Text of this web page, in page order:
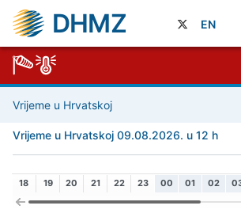
DHMZ EN
Vrijeme u Hrvatskoj
Vrijeme u Hrvatskoj 09.08.2026. u 12 h
18 19 20 21 22 23 00 01 02